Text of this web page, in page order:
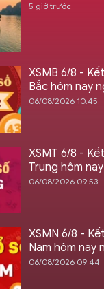
5 giờ trước
XSMB 6/8 -
Bắc hôm nay
06/08/2026 10:45
XSMT 6/8 -
Trung hôm
06/08/2026 09:53
XSMN 6/8 -
Nam hôm nay
06/08/2026 09:44